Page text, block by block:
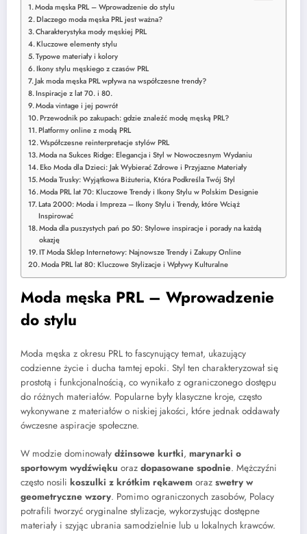
Moda męska PRL – Wprowadzenie do stylu
Dlaczego moda męska PRL jest ważna?
Charakterystyka mody męskiej PRL
Kluczowe elementy stylu
Typowe materiały i kolory
Ikony stylu męskiego z czasów PRL
Jak moda męska PRL wpływa na współczesne trendy?
Inspiracje z lat 70. i 80.
Moda vintage i jej powrót
Przewodnik po zakupach: gdzie znaleźć modę męską PRL?
Platformy online z modą PRL
Współczesne reinterpretacje stylów PRL
Moda na Sukces Ridge: Elegancja i Styl w Nowoczesnym Wydaniu
Eko Moda dla Dzieci: Jak Wybierać Zdrowe i Przyjazne Materiały
Moda Trusky: Wyjątkowa Biżuteria, Która Podkreśla Twój Styl
Moda PRL lat 70: Kluczowe Trendy i Ikony Stylu w Polskim Designie
Lata 2000: Moda i Impreza – Ikony Stylu i Trendy, które Wciąż
Inspirować
Moda dla puszystych pań po 50: Stylowe inspiracje i porady na każdą
okazję
IT Moda Sklep Internetowy: Najnowsze Trendy i Zakupy Online
Moda PRL lat 80: Kluczowe Stylizacje i Wpływy Kulturalne
Moda męska PRL – Wprowadzenie
do stylu
Moda męska z okresu PRL to fascynujący temat, ukazujący
codzienne życie i ducha tamtej epoki. Styl ten charakteryzował się
prostotą i funkcjonalnością, co wynikało z ograniczonego dostępu
do różnych materiałów. Popularne były klasyczne kroje, często
wykonywane z materiałów o niskiej jakości, które jednak oddawały
ówczesne aspiracje społeczne.
W modzie dominowały dżinsowe kurtki, marynarki o
sportowym wydźwięku oraz dopasowane spodnie. Mężczyźni
często nosili koszulki z krótkim rękawem oraz swetry w
geometryczne wzory. Pomimo ograniczonych zasobów, Polacy
potrafili tworzyć oryginalne stylizacje, wykorzystując dostępne
materiały i szyjąc ubrania samodzielnie lub u lokalnych krawców.